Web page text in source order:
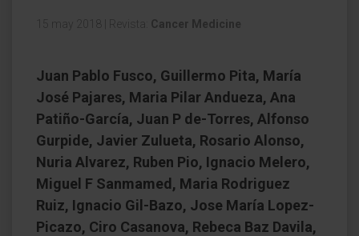
15 may 2018 Revista: Cancer Medicine
Juan Pablo Fusco, Guillermo Pita, María
José Pajares, Maria Pilar Andueza, Ana
Patiño-García, Juan P de-Torres, Alfonso
Gurpide, Javier Zulueta, Rosario Alonso,
Nuria Alvarez, Ruben Pio, Ignacio Melero,
Miguel F Sanmamed, Maria Rodriguez
Ruiz, Ignacio Gil-Bazo, Jose María Lopez-
Picazo, Ciro Casanova, Rebeca Baz Davila,